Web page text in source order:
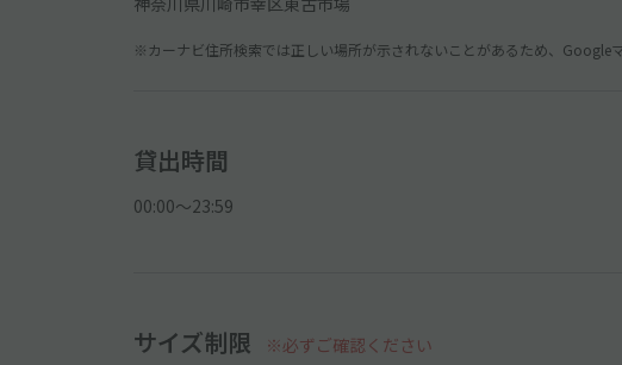
※カーナビ住所検索では正しい場所が示されないことがあるため、Google
貸出時間
00:00〜23:59
サイズ制限 ※必ずご確認ください